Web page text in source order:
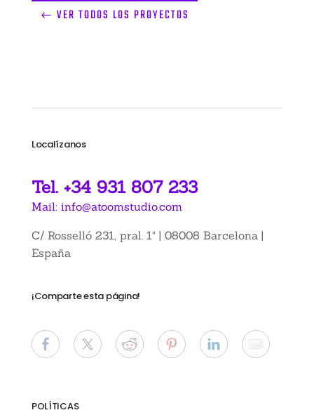
VER TODOS LOS PROYECTOS
Localízanos
Tel. +34 931 807 233
Mail: info@atoomstudio.com
C/ Rosselló 231, pral. 1ª | 08008 Barcelona |
España
¡Comparte esta página!
POLÍTICAS